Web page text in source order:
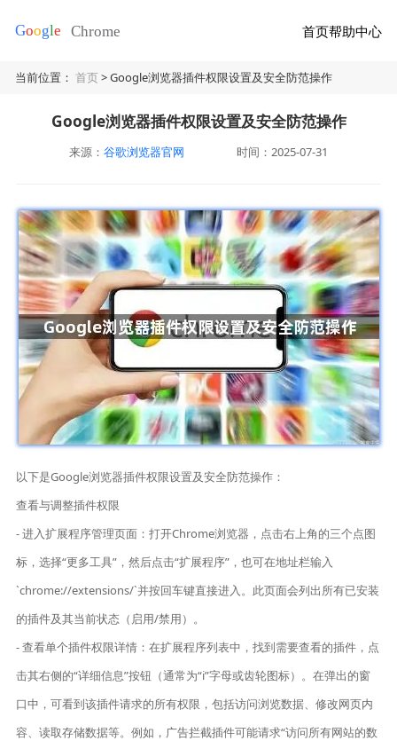
首页帮助中心
当前位置：首页> Google浏览器插件权限设置及安全防范操作
Google浏览器插件权限设置及安全防范操作
来源： 谷歌浏览器官网 时间：2025-07-31
以下是Google浏览器插件权限设置及安全防范操作：
查看与调整插件权限
- 进入扩展程序管理页面：打开Chrome浏览器，点击右上角的三个点图
标，选择“更多工具”，然后点击“扩展程序”，也可在地址栏输入
`chrome://extensions/`并按回车键直接进入。此页面会列出所有已安装
的插件及其当前状态（启用/禁用）。
- 查看单个插件权限详情：在扩展程序列表中，找到需要查看的插件，点
击其右侧的“详细信息”按钮（通常为“i”字母或齿轮图标）。在弹出的窗
口中，可看到该插件请求的所有权限，包括访问浏览数据、修改网页内
容、读取存储数据等。例如，广告拦截插件可能请求“访问所有网站的数